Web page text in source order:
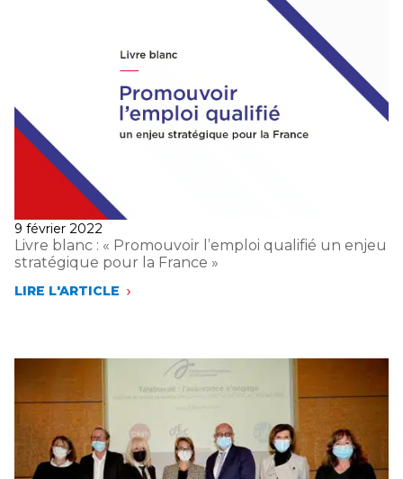
Publié
le
9 février 2022
Livre blanc : « Promouvoir l’emploi qualifié un enjeu
stratégique pour la France »
LIRE L'ARTICLE
LIVRE
PROMOUVOIR
L’EMPLOI
QUALIFIÉ
ENJEU
STRATÉGIQUE
POUR